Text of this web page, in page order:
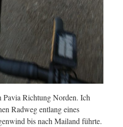
Richtung Norden. Ich
Radweg entlang eines
bis nach Mailand führte.